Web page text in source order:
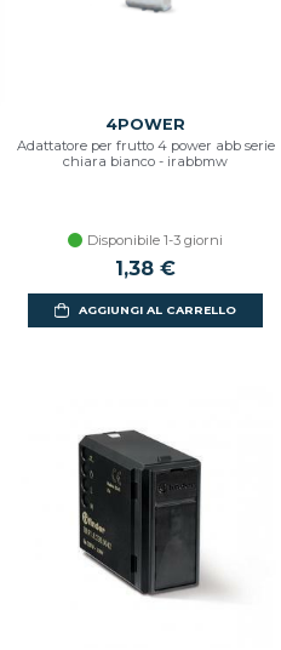
4POWER
Adattatore per frutto 4 power abb serie
chiara bianco - irabbmw
Disponibile 1-3 giorni
1,38 €
AGGIUNGI AL CARRELLO